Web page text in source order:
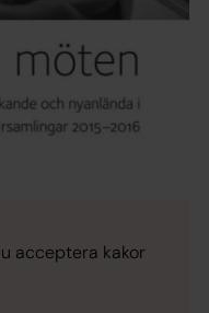
acceptera kakor